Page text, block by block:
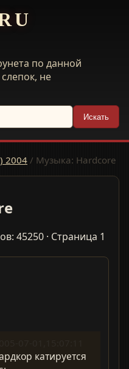
по данной
не
Искать
2004 / Музыка: Hardcore
45250 · Страница 1
катируется